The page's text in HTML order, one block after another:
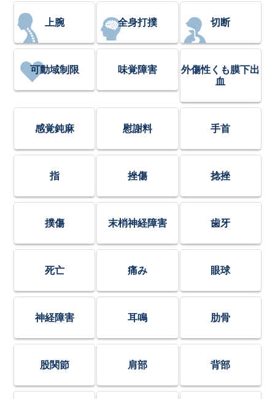
上腕 全身打撲 切断
可動域制限 味覚障害
外傷性くも膜下出
血
感覚鈍麻 慰謝料 手首
指 挫傷 捻挫
撲傷 末梢神経障害 歯牙
死亡 痛み 眼球
神経障害 耳鳴 肋骨
股関節 肩部 背部